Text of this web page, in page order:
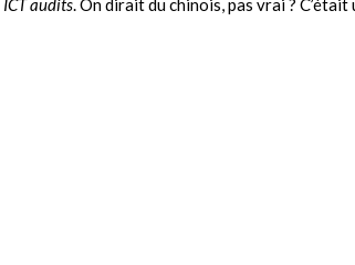
ICT audits. On dirait du chinois, pas vrai ?